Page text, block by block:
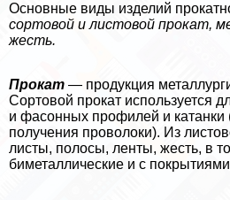
Основные виды изделий
сортовой и листовой прокат,
жесть.
Прокат — продукция
Сортовой прокат используется
и фасонных профилей и катанки
получения проволоки). Из
листы, полосы, ленты, жесть, в
биметаллические и с